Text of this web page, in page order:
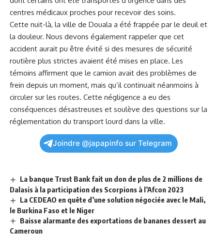
centres médicaux ‌proches pour recevoir des soins.
Cette nuit-là, la ‍ville ⁤de Douala a été frappée par le deuil et
la douleur.‍ Nous‌ devons également rappeler que cet
accident aurait pu‌ être évité si ​des mesures​ de sécurité
routière plus ⁣strictes⁢ avaient ‌été mises en place. Les
témoins affirment ⁢que le camion avait des problèmes de​
frein depuis un moment, ⁢mais qu’il ⁢continuait ⁤néanmoins à
circuler sur les ⁣routes. Cette négligence a eu des
conséquences désastreuses ⁢et soulève des questions sur la
réglementation du transport lourd dans la ville.
Joindre @japapinfo sur Telegram
La banque Trust Bank fait un don de plus de 2 millions de
Dalasis à la participation des Scorpions à l’Afcon 2023
La CEDEAO en quête d’une solution négociée avec le Mali,
le Burkina Faso et le Niger
Baisse alarmante des exportations de bananes dessert au
Cameroun